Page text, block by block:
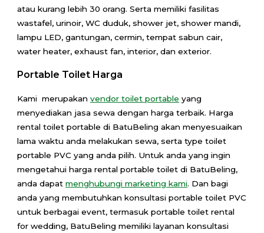
atau kurang lebih 30 orang. Serta memiliki fasilitas
wastafel, urinoir, WC duduk, shower jet, shower mandi,
lampu LED, gantungan, cermin, tempat sabun cair,
water heater, exhaust fan, interior, dan exterior.
Portable Toilet Harga
Kami merupakanvendor toilet portable yang
menyediakan jasa sewa dengan harga terbaik. Harga
rental toilet portable di BatuBeling akan menyesuaikan
lama waktu anda melakukan sewa, serta type toilet
portable PVC yang anda pilih. Untuk anda yang ingin
mengetahui harga rental portable toilet di BatuBeling,
anda dapatmenghubungi marketing kami. Dan bagi
anda yang membutuhkan konsultasi portable toilet PVC
untuk berbagai event, termasuk portable toilet rental
for wedding, BatuBeling memiliki layanan konsultasi